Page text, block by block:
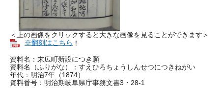
＜上の画像をクリックすると大きな画像を見ることができます＞
※翻刻はこちら ！
資料名：末広町新設につき願
資料名（ふりがな）：すえひろちょうしんせつにつきねがい
年代：明治7年（1874）
資料番号：明治期岐阜県庁事務文書3・28‐1